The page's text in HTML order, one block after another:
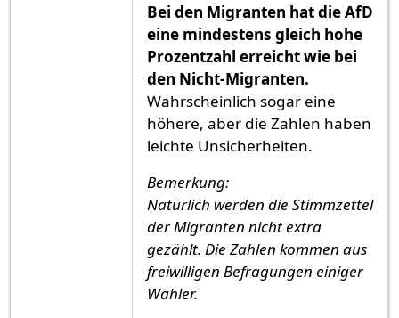
Bei den Migranten hat die AfD
eine mindestens gleich hohe
Prozentzahl erreicht wie bei
den Nicht-Migranten.
Wahrscheinlich sogar eine
höhere, aber die Zahlen haben
leichte Unsicherheiten.
Bemerkung:
Natürlich werden die Stimmzettel
der Migranten nicht extra
gezählt. Die Zahlen kommen aus
freiwilligen Befragungen einiger
Wähler.